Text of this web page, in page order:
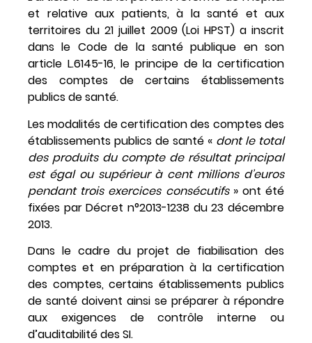
et relative aux patients, à la santé et aux
territoires du 21 juillet 2009 (Loi HPST) a inscrit
dans le Code de la santé publique en son
article L.6145-16, le principe de la certification
des comptes de certains établissements
publics de santé.
Les modalités de certification des comptes des
établissements publics de santé « dont le total
des produits du compte de résultat principal
est égal ou supérieur à cent millions d’euros
pendant trois exercices consécutifs» ont été
fixées par Décret n°2013-1238 du 23 décembre
2013.
Dans le cadre du projet de fiabilisation des
comptes et en préparation à la certification
des comptes, certains établissements publics
de santé doivent ainsi se préparer à répondre
aux exigences de contrôle interne ou
d’auditabilité des SI.